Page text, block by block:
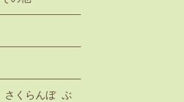
さくらんぼ ぶ